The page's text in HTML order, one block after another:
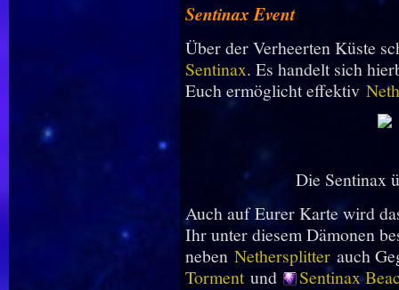
Sentinax Event
Über der Verheerten Küste
Sentinax. Es handelt sich
Euch ermöglicht effektiv
Die Sentinax
Auch auf Eurer Karte wird
Ihr unter diesem Dämonen
neben Nethersplitterauch
Tormentund
Sentinax